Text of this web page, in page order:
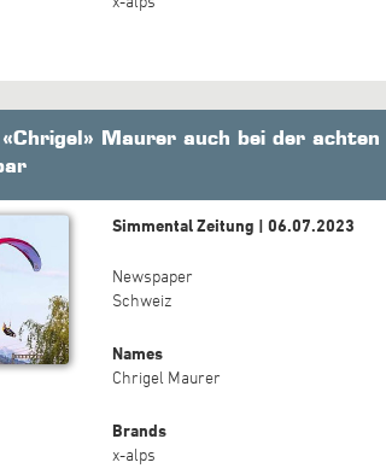
Maurer auch bei der achten
Simmental Zeitung | 06.07.2023
Newspaper
Schweiz
Names
Chrigel Maurer
Brands
x-alps